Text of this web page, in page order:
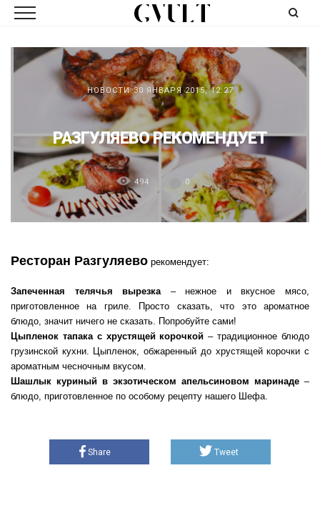
НОВОСТИ 30 ЯНВАРЯ 2015, 12:27
РАЗГУЛЯЕВО РЕКОМЕНДУЕТ
494 0
Ресторан Разгуляево рекомендует:
Запеченная телячья вырезка– нежное и вкусное мясо,
приготовленное на гриле. Просто сказать, что это ароматное
блюдо, значит ничего не сказать. Попробуйте сами!
Цыпленок тапака с хрустящей корочкой – традиционное блюдо
грузинской кухни. Цыпленок, обжаренный до хрустящей корочки с
ароматным чесночным вкусом.
Шашлык куриный в экзотическом апельсиновом маринаде –
блюдо, приготовленное по особому рецепту нашего Шефа.
Share Tweet